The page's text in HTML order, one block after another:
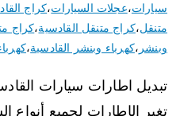
سيارات،عجلات السيارات،كراج
متنقل،كراج متنقل القادسية،كراج
وبنشر ،كهرباء وبنشر القادسية،
تبديل اطارات سيارات
تغير الإطارات لجميع أنواع